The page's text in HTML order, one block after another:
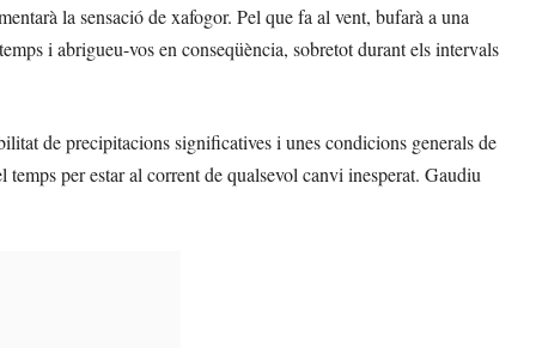
la sensació de xafogor. Pel que fa al vent, bufarà a una
i abrigueu-vos en conseqüència, sobretot durant els intervals
de precipitacions significatives i unes condicions generals de
per estar al corrent de qualsevol canvi inesperat. Gaudiu